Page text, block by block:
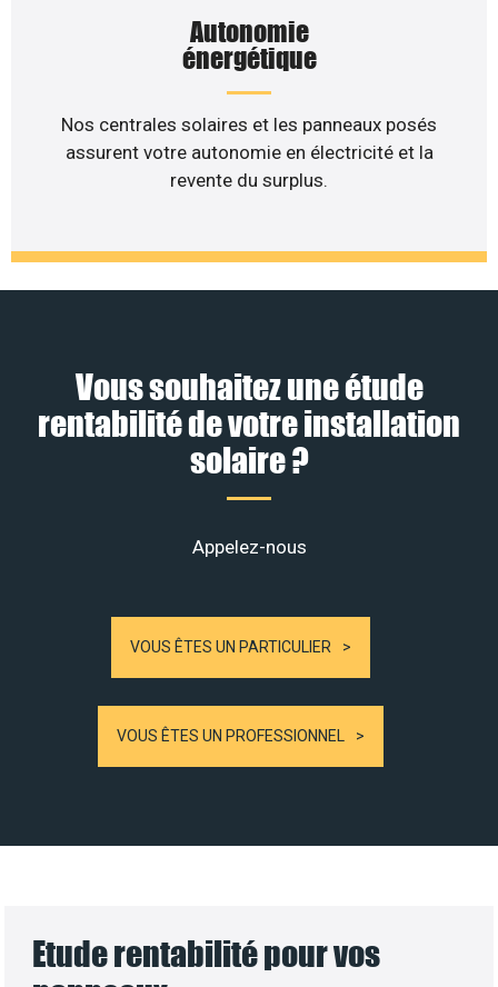
Autonomie
énergétique
Nos centrales solaires et les panneaux posés
assurent votre autonomie en électricité et la
revente du surplus.
Vous souhaitez une étude
rentabilité de votre installation
solaire ?
Appelez-nous
VOUS ÊTES UN PARTICULIER
VOUS ÊTES UN PROFESSIONNEL
Etude rentabilité pour vos